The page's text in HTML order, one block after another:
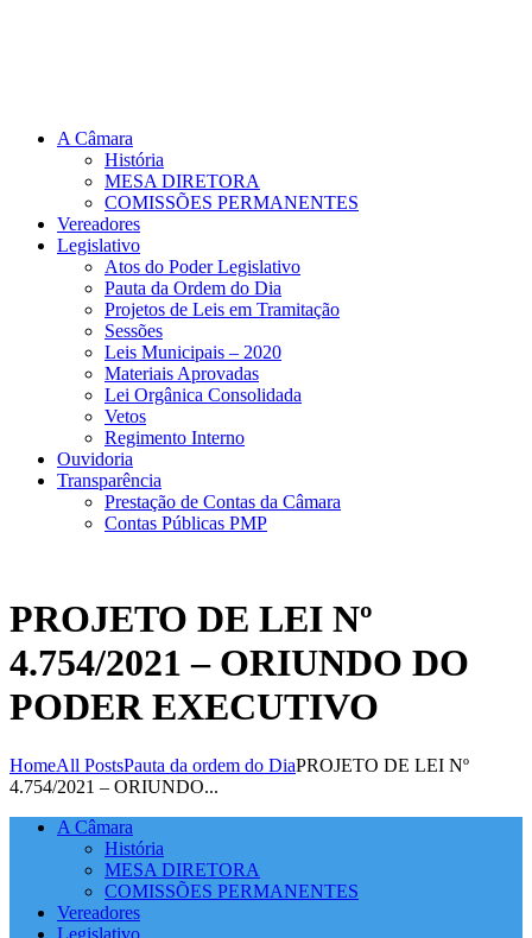
A Câmara
História
MESA DIRETORA
COMISSÕES PERMANENTES
Vereadores
Legislativo
Atos do Poder Legislativo
Pauta da Ordem do Dia
Projetos de Leis em Tramitação
Sessões
Leis Municipais – 2020
Materiais Aprovadas
Lei Orgânica Consolidada
Vetos
Regimento Interno
Ouvidoria
Transparência
Prestação de Contas da Câmara
Contas Públicas PMP
PROJETO DE LEI Nº
4.754/2021 – ORIUNDO DO
PODER EXECUTIVO
HomeAll PostsPauta da ordem do DiaPROJETO DE LEI Nº
4.754/2021 – ORIUNDO...
A Câmara
História
MESA DIRETORA
COMISSÕES PERMANENTES
Vereadores
Legislativo